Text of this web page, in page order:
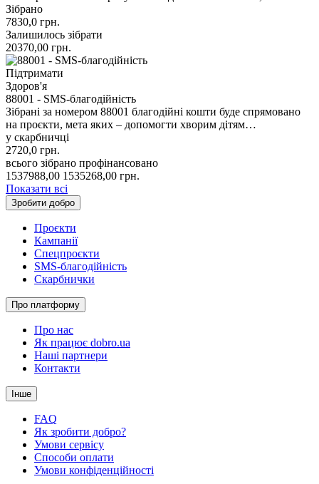
Зібрано
7830,0 грн.
Залишилось зібрати
20370,00 грн.
Підтримати
Здоров'я
88001 - SMS-благодійність
Зібрані за номером 88001 благодійні кошти буде спрямовано
на проєкти, мета яких – допомогти хворим дітям…
у скарбничці
2720,0 грн.
всього зібрано профінансовано
1537988,00 1535268,00 грн.
Показати всі
Зробити добро
Проєкти
Кампанії
Спецпроєкти
SMS-благодійність
Скарбнички
Про платформу
Про нас
Як працює dobro.ua
Наші партнери
Контакти
Інше
FAQ
Як зробити добро?
Умови сервісу
Способи оплати
Умови конфіденційності